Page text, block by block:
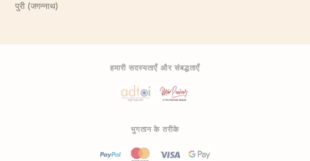
पुरी (जगन्नाथ)
हमारी सदस्यताएँ और संबद्धताएँ
भुगतान के तरीके